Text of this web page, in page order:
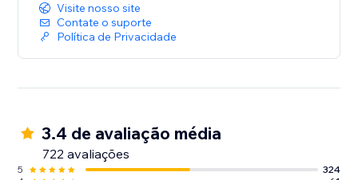
Visite nosso site
Contate o suporte
Política de Privacidade
3.4 de avaliação média
722 avaliações
5
324